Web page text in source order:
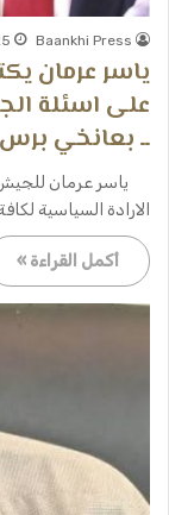
Baankhi Press
25
ياسر عرمان
على اسئلة
ــ بعانخي برس
ياسر عرمان للجيش
الارادة السياسية
أكمل القراءة »